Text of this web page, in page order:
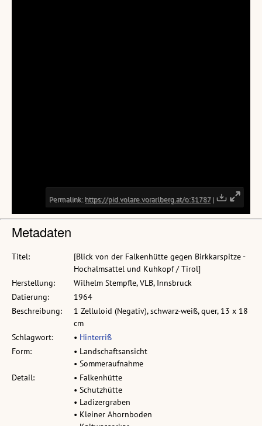
Metadaten
Titel:
[Blick von der Falkenhütte gegen Birkkarspitze -
Hochalmsattel und Kuhkopf / Tirol]
Herstellung:
Wilhelm Stempfle, VLB, Innsbruck
Datierung:
1964
Beschreibung:
1 Zelluloid (Negativ), schwarz-weiß, quer, 13 x 18
cm
Schlagwort:
• Hinterriß
Form:
• Landschaftsansicht
• Sommeraufnahme
Detail:
• Falkenhütte
• Schutzhütte
• Ladizergraben
• Kleiner Ahornboden